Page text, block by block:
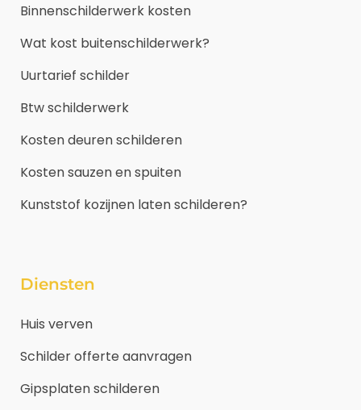
Binnenschilderwerk kosten
Wat kost buitenschilderwerk?
Uurtarief schilder
Btw schilderwerk
Kosten deuren schilderen
Kosten sauzen en spuiten
Kunststof kozijnen laten schilderen?
Diensten
Huis verven
Schilder offerte aanvragen
Gipsplaten schilderen